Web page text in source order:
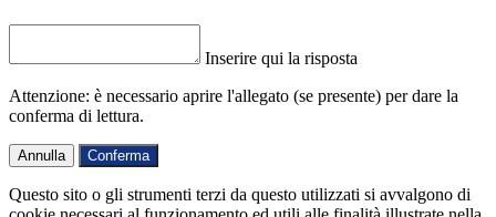
Inserire qui la risposta
Attenzione: è necessario aprire l'allegato (se presente) per dare la
conferma di lettura.
Annulla Conferma
Questo sito o gli strumenti terzi da questo utilizzati si avvalgono di